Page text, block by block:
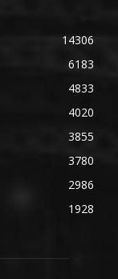
14306
6183
4833
4020
3855
3780
2986
1928